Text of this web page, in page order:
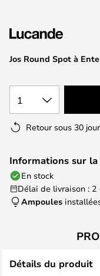
the
gallery
Jos Round Spot à
1
Retour sous 30
Informations sur
En stock
Délai de livraison : 2
Ampoules
Détails du produit